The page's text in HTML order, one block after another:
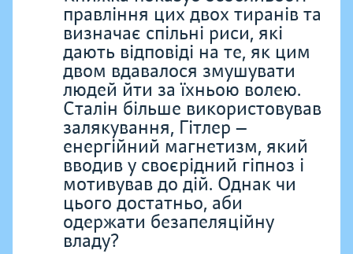
правління цих двох тиранів та
визначає спільні риси, які
дають відповіді на те, як цим
двом вдавалося змушувати
людей йти за їхньою волею.
Сталін більше використовував
залякування, Гітлер —
енергійний магнетизм, який
вводив у своєрідний гіпноз і
мотивував до дій. Однак чи
цього достатньо, аби
одержати безапеляційну
владу?